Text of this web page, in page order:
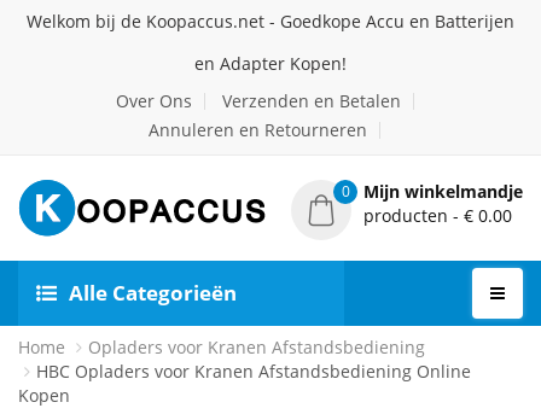
Welkom bij de Koopaccus.net - Goedkope Accu en Batterijen
en Adapter Kopen!
Over Ons
Verzenden en Betalen
Annuleren en Retourneren
0
Mijn winkelmandje
producten - € 0.00
Alle Categorieën
Home
Opladers voor Kranen Afstandsbediening
HBC Opladers voor Kranen Afstandsbediening Online
Kopen